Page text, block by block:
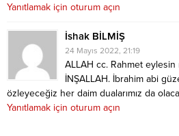
Yanıtlamak için oturum açın
İshak BİLMİŞ
24 Mayıs 2022, 21:19
ALLAH cc. Rahmet
İNŞALLAH. İbrahim abi
özleyeceğiz her daim dualarımız da
Yanıtlamak için oturum açın